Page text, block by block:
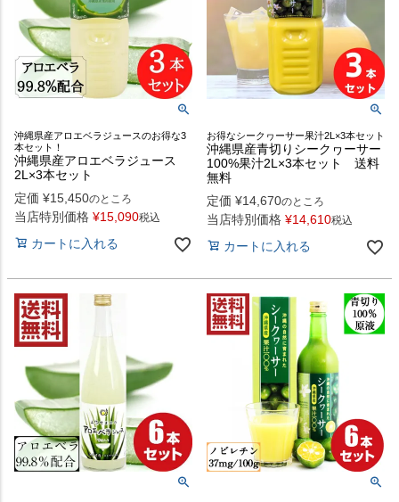
沖縄県産アロエベラジュースのお得な3
本セット！
沖縄県産アロエベラジュース
2L×3本セット
定価 ¥15,450のところ
当店特別価格 ¥15,090税込
カートに入れる
お得なシークヮーサー果汁2L×3本セット
沖縄県産青切りシークヮーサー
100%果汁2L×3本セット 送料
無料
定価 ¥14,670のところ
当店特別価格 ¥14,610税込
カートに入れる